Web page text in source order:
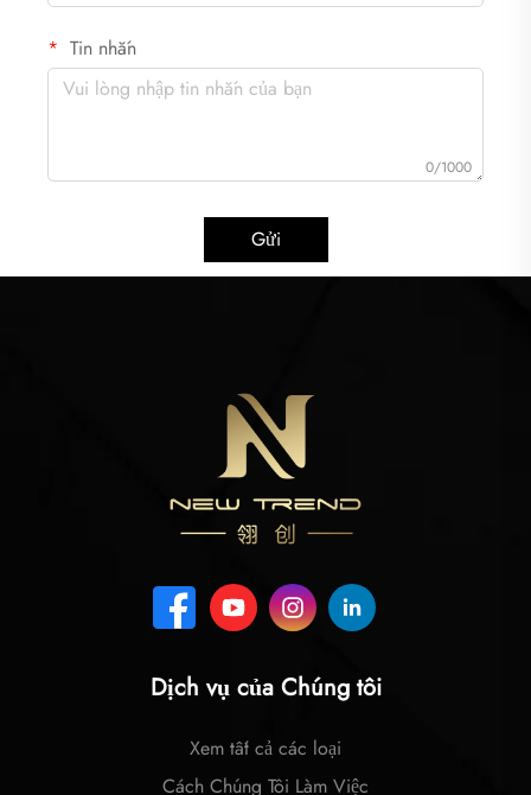
Tin nhắn
0/1000
Gửi
Dịch vụ của Chúng tôi
Xem tất cả các loại
Cách Chúng Tôi Làm Việc